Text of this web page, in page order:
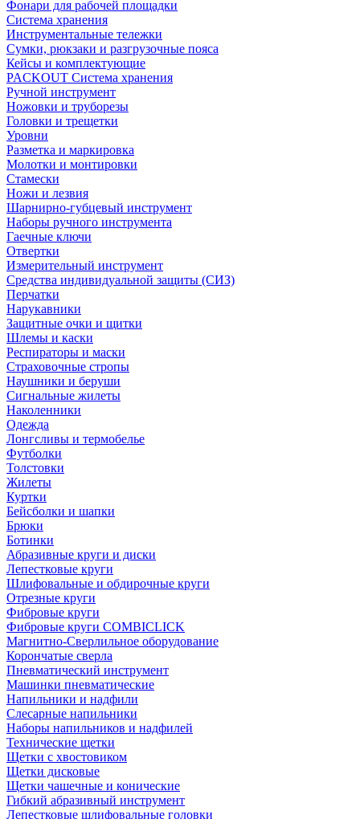
Фонари для рабочей площадки
Система хранения
Инструментальные тележки
Сумки, рюкзаки и разгрузочные пояса
Кейсы и комплектующие
PACKOUT Система хранения
Ручной инструмент
Ножовки и труборезы
Головки и трещетки
Уровни
Разметка и маркировка
Молотки и монтировки
Стамески
Ножи и лезвия
Шарнирно-губцевый инструмент
Наборы ручного инструмента
Гаечные ключи
Отвертки
Измерительный инструмент
Средства индивидуальной защиты (СИЗ)
Перчатки
Нарукавники
Защитные очки и щитки
Шлемы и каски
Респираторы и маски
Страховочные стропы
Наушники и беруши
Сигнальные жилеты
Наколенники
Одежда
Лонгсливы и термобелье
Футболки
Толстовки
Жилеты
Куртки
Бейсболки и шапки
Брюки
Ботинки
Абразивные круги и диски
Лепестковые круги
Шлифовальные и обдирочные круги
Отрезные круги
Фибровые круги
Фибровые круги COMBICLICK
Магнитно-Сверлильное оборудование
Корончатые сверла
Пневматический инструмент
Машинки пневматические
Напильники и надфили
Слесарные напильники
Наборы напильников и надфилей
Технические щетки
Щетки с хвостовиком
Щетки дисковые
Щетки чашечные и конические
Гибкий абразивный инструмент
Лепестковые шлифовальные головки